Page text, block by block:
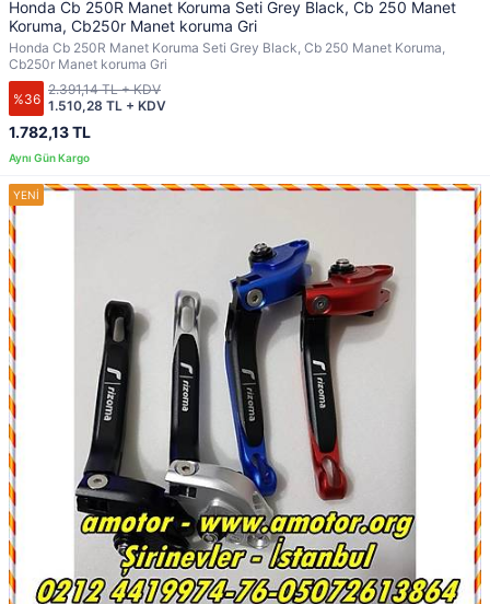
Honda Cb 250R Manet Koruma Seti Grey Black, Cb 250 Manet
Koruma, Cb250r Manet koruma Gri
Honda Cb 250R Manet Koruma Seti Grey Black, Cb 250 Manet Koruma,
Cb250r Manet koruma Gri
%36
1.782,13 TL
1.510,28 TL + KDV
2.391,14 TL + KDV